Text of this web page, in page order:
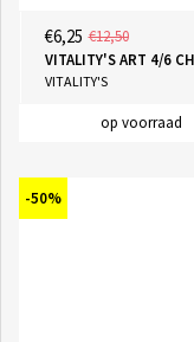
€6,25 €12,50
VITALITY'S ART 4/6
VITALITY'S
op voorraad
-50%